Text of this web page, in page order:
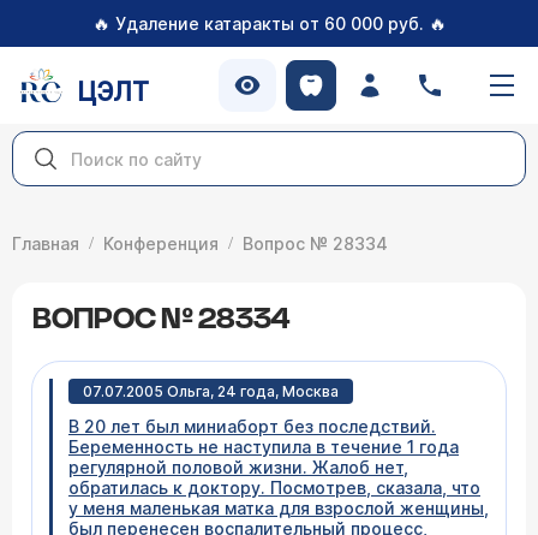
🔥 Удаление катаракты от 60 000 руб. 🔥
ЦЭЛТ
Главная Конференция Вопрос № 28334
ВОПРОС № 28334
07.07.2005 Ольга, 24 года, Москва
В 20 лет был миниаборт без последствий.
Беременность не наступила в течение 1 года
регулярной половой жизни. Жалоб нет,
обратилась к доктору. Посмотрев, сказала, что
у меня маленькая матка для взрослой женщины,
был перенесен воспалительный процесс,